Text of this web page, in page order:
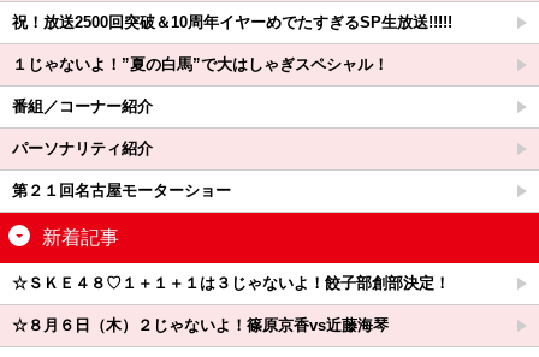
祝！放送2500回突破＆10周年イヤーめでたすぎるSP生放送!!!!!
１じゃないよ！”夏の白馬”で大はしゃぎスペシャル！
番組／コーナー紹介
パーソナリティ紹介
第２１回名古屋モーターショー
新着記事
☆ＳＫＥ４８♡１＋１＋１は３じゃないよ！餃子部創部決定！
☆８月６日（木）２じゃないよ！篠原京香vs近藤海琴